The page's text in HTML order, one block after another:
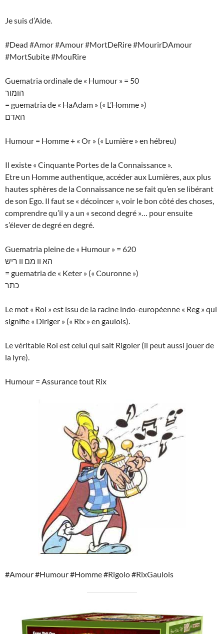
Je suis d’Aide.
#Dead #Amor #Amour #MortDeRire #MourirDAmour
#MortSubite #MouRire
Guematria ordinale de « Humour » = 50
הומור
= guematria de « HaAdam » (« L’Homme »)
האדם
Humour = Homme + « Or » (« Lumière » en hébreu)
Il existe « Cinquante Portes de la Connaissance ».
Etre un Homme authentique, accéder aux Lumières, aux plus
hautes sphères de la Connaissance ne se fait qu’en se libérant
de son Ego. Il faut se « décoincer », voir le bon côté des choses,
comprendre qu’il y a un « second degré »… pour ensuite
s’élever de degré en degré.
Guematria pleine de « Humour » = 620
הא וו מם וו ריש
= guematria de « Keter » (« Couronne »)
כתר
Le mot « Roi » est issu de la racine indo-européenne « Reg » qui
signifie « Diriger » (« Rix » en gaulois).
Le véritable Roi est celui qui sait Rigoler (il peut aussi jouer de
la lyre).
Humour = Assurance tout Rix
#Amour #Humour #Homme #Rigolo #RixGaulois